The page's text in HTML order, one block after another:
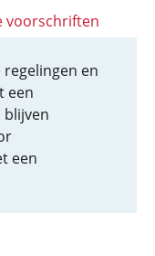
voorschriften
en
een
een